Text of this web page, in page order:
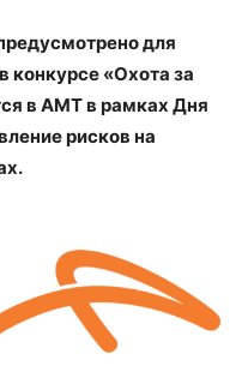
для
конкурсе «Охота за
в АМТ в рамках Дня
рисков на